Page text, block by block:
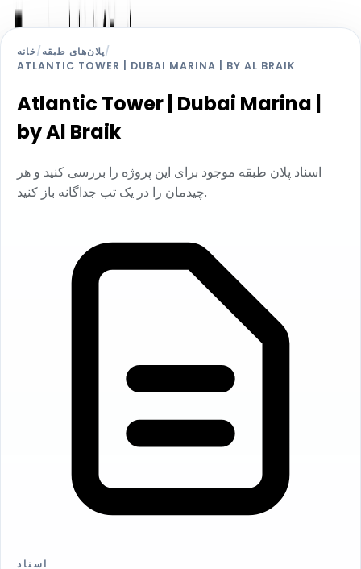
خانه/پلان‌های طبقه/
ATLANTIC TOWER | DUBAI MARINA | BY AL BRAIK
Atlantic Tower | Dubai Marina |
by Al Braik
اسناد پلان طبقه موجود برای این پروژه را بررسی کنید و هر
چیدمان را در یک تب جداگانه باز کنید.
اسناد